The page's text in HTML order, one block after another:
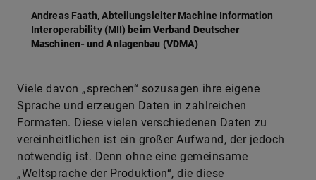
Andreas Faath, Abteilungsleiter Machine Information
Interoperability (MII) beim Verband Deutscher
Maschinen- und Anlagenbau (VDMA)
Viele davon „sprechen“ sozusagen ihre eigene
Sprache und erzeugen Daten in zahlreichen
Formaten. Diese vielen verschiedenen Daten zu
vereinheitlichen ist ein großer Aufwand, der jedoch
notwendig ist. Denn ohne eine gemeinsame
„Weltsprache der Produktion“, die diese